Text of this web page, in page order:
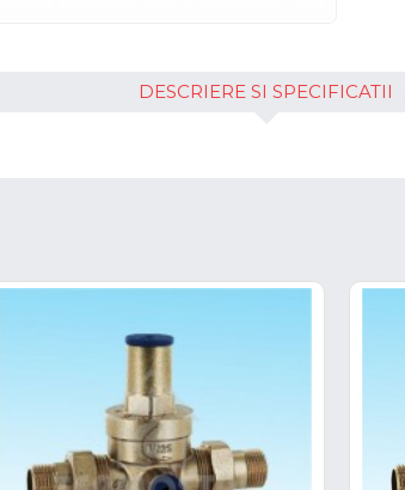
DESCRIERE SI SPECIFICATII